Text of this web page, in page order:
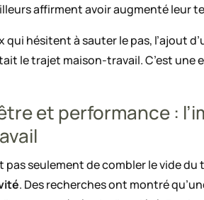
affirment avoir augmenté leur
qui hésitent à sauter le pas, l’ajout
le trajet maison-travail. C’est une
et performance :
pas seulement de combler le vide
. Des recherches ont montré